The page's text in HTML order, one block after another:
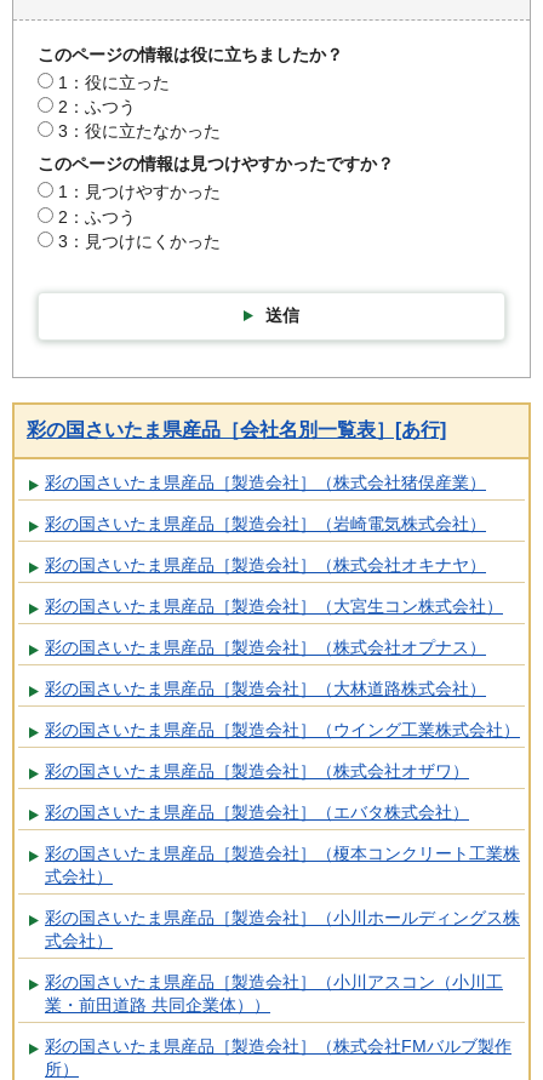
このページの情報は役に立ちましたか？
1：役に立った
2：ふつう
3：役に立たなかった
このページの情報は見つけやすかったですか？
1：見つけやすかった
2：ふつう
3：見つけにくかった
送信
彩の国さいたま県産品［会社名別一覧表］[あ行]
彩の国さいたま県産品［製造会社］（株式会社猪俣産業）
彩の国さいたま県産品［製造会社］（岩崎電気株式会社）
彩の国さいたま県産品［製造会社］（株式会社オキナヤ）
彩の国さいたま県産品［製造会社］（大宮生コン株式会社）
彩の国さいたま県産品［製造会社］（株式会社オプナス）
彩の国さいたま県産品［製造会社］（大林道路株式会社）
彩の国さいたま県産品［製造会社］（ウイング工業株式会社）
彩の国さいたま県産品［製造会社］（株式会社オザワ）
彩の国さいたま県産品［製造会社］（エバタ株式会社）
彩の国さいたま県産品［製造会社］（榎本コンクリート工業株
式会社）
彩の国さいたま県産品［製造会社］（小川ホールディングス株
式会社）
彩の国さいたま県産品［製造会社］（小川アスコン（小川工
業・前田道路 共同企業体））
彩の国さいたま県産品［製造会社］（株式会社FMバルブ製作
所）